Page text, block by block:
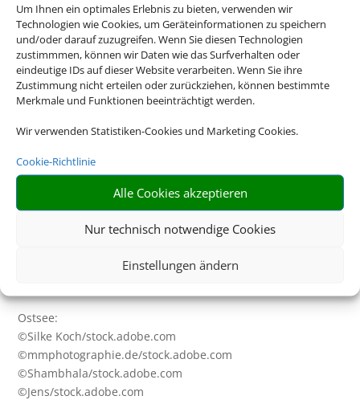
Um Ihnen ein optimales Erlebnis zu bieten, verwenden wir
Technologien wie Cookies, um Geräteinformationen zu speichern
und/oder darauf zuzugreifen. Wenn Sie diesen Technologien
zustimmmen, können wir Daten wie das Surfverhalten oder
eindeutige IDs auf dieser Website verarbeiten. Wenn Sie ihre
Zustimmung nicht erteilen oder zurückziehen, können bestimmte
Merkmale und Funktionen beeinträchtigt werden.
Wir verwenden Statistiken-Cookies und Marketing Cookies.
Cookie-Richtlinie
Alle Cookies akzeptieren
Nur technisch notwendige Cookies
Einstellungen ändern
©Jag_cz/stock.adobe.com
Deutschlandurlaub:
©JFL Photography/stock.adobe.com
©cityfoto24/stock.adobe.com
©mp1982_06/stock.adobe.com
©karp5/stock.adobe.com
Portugal:
©peja/stock.adobe.com
©daliu/stock.adobe.com
©ppohudka/stock.adobe.com
Ostsee:
©Silke Koch/stock.adobe.com
©mmphotographie.de/stock.adobe.com
©Shambhala/stock.adobe.com
©Jens/stock.adobe.com